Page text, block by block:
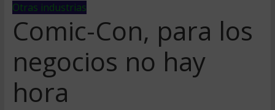
Otras industrias
Comic-Con, para los
negocios no hay
hora